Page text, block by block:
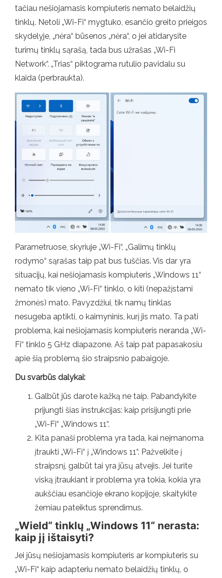
tačiau nešiojamasis kompiuteris nemato belaidžių
tinklų. Netoli „Wi-Fi“ mygtuko, esančio greito prieigos
skydelyje, „nėra“ būsenos „nėra“, o jei atidarysite
turimų tinklų sąrašą, tada bus užrašas „Wi-Fi
Network“. „Trias“ piktograma rutulio pavidalu su
klaida (perbraukta).
Parametruose, skyriuje „Wi-Fi“, „Galimų tinklų
rodymo“ sąrašas taip pat bus tuščias. Vis dar yra
situacijų, kai nešiojamasis kompiuteris „Windows 11“
nemato tik vieno „Wi-Fi“ tinklo, o kiti (nepažįstami
žmonės) mato. Pavyzdžiui, tik namų tinklas
nesugeba aptikti, o kaimyninis, kurį jis mato. Ta pati
problema, kai nešiojamasis kompiuteris neranda „Wi-
Fi“ tinklo 5 GHz diapazone. Aš taip pat papasakosiu
apie šią problemą šio straipsnio pabaigoje.
Du svarbūs dalykai:
Galbūt jūs darote kažką ne taip. Pabandykite
prijungti šias instrukcijas: kaip prisijungti prie
„Wi-Fi“ „Windows 11“.
Kita panaši problema yra tada, kai neįmanoma
įtraukti „Wi-Fi“ į „Windows 11“. Pažvelkite į
straipsnį, galbūt tai yra jūsų atvejis. Jei turite
viską įtraukiant ir problema yra tokia, kokia yra
aukščiau esančioje ekrano kopijoje, skaitykite
žemiau pateiktus sprendimus.
„Wield“ tinklų „Windows 11“ nerasta:
kaip jį ištaisyti?
Jei jūsų nešiojamasis kompiuteris ar kompiuteris su
„Wi-Fi“ kaip adapteriu nemato belaidžių tinklų, o